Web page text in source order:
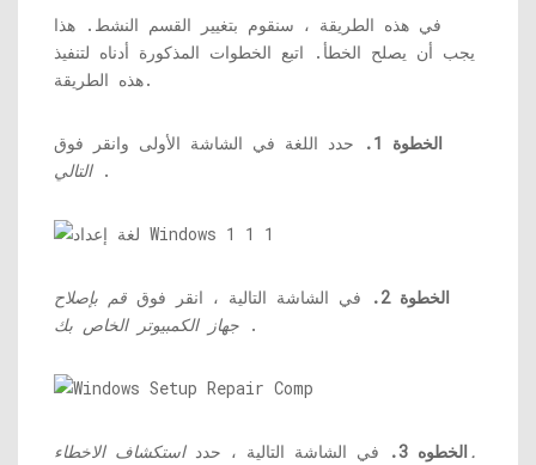
في هذه الطريقة ، سنقوم بتغيير القسم النشط. هذا
يجب أن يصلح الخطأ. اتبع الخطوات المذكورة أدناه لتنفيذ
هذه الطريقة.
الخطوة 1.
حدد اللغة في الشاشة الأولى وانقر فوق
التالي.
الخطوة 2. في الشاشة التالية ، انقر فوق قم بإصلاح
جهاز الكمبيوتر الخاص بك .
الخطوه 3. في الشاشة التالية ، حدد استكشاف الاخطاء.